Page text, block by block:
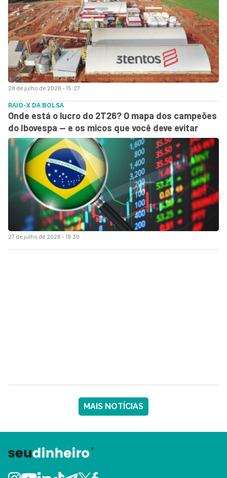
28 de julho de 2026 - 15:27
27 de julho de 2026 - 19:30
RAIO-X DA BOLSA
Onde está o lucro do 2T26? O mapa dos campeões
do Ibovespa — e os micos que você deve evitar
MAIS NOTÍCIAS